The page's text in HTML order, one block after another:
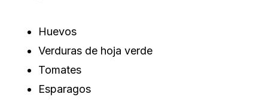
Huevos
Verduras de hoja verde
Tomates
Esparagos